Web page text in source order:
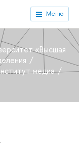
Меню
«Высшая
медиа